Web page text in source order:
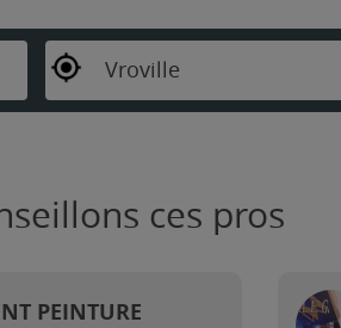
Vroville
ces pros
PEINTURE